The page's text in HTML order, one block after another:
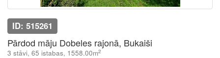
ID: 515261
Pārdod māju Dobeles rajonā, Bukaiši
3 stāvi, 65 istabas, 1558.00m2